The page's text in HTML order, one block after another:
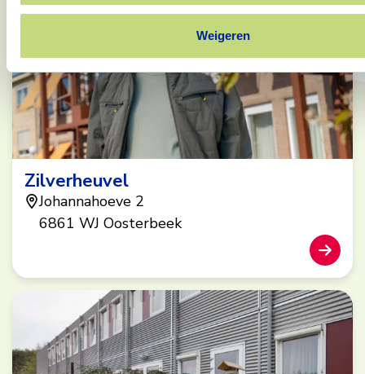
Weigeren
Zilverheuvel
Johannahoeve 2
6861 WJ Oosterbeek